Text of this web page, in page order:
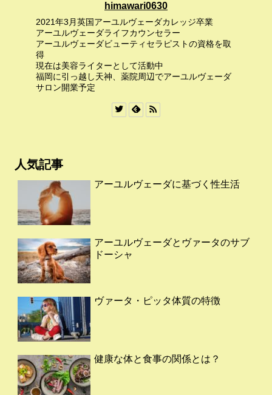
himawari0630
2021年3月英国アーユルヴェーダカレッジ卒業
アーユルヴェーダライフカウンセラー
アーユルヴェーダビューティセラピストの資格を取
得
現在は美容ライターとして活動中
福岡に引っ越し天神、薬院周辺でアーユルヴェーダ
サロン開業予定
人気記事
アーユルヴェーダに基づく性生活
アーユルヴェーダとヴァータのサブ
ドーシャ
ヴァータ・ピッタ体質の特徴
健康な体と食事の関係とは？